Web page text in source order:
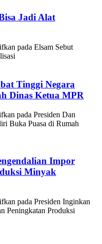
Jadi Alat
pada Elsam Sebut
Tinggi Negara
Dinas Ketua MPR
pada Presiden Dan
Buka Puasa di Rumah
Impor
Minyak
pada Presiden Inginkan
Peningkatan Produksi